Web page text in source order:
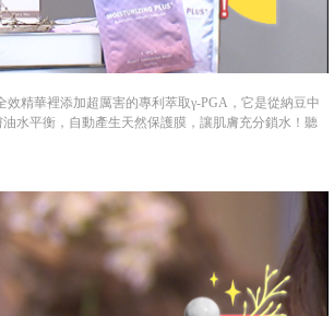
精華裡添加超厲害的專利萃取γ-PGA，它是從納豆中
水平衡，自動產生天然保護膜，讓肌膚充分鎖水！聽